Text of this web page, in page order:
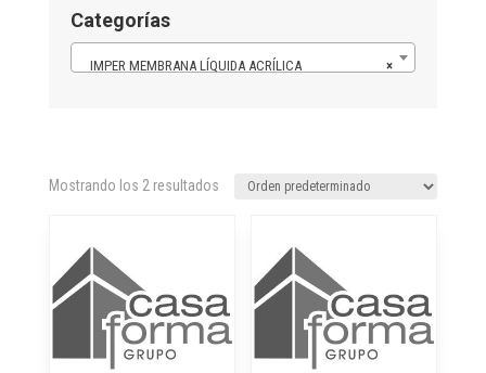
Categorías
×
IMPER MEMBRANA LÍQUIDA ACRÍLICA
Mostrando los 2 resultados